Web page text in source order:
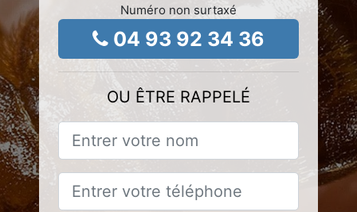
Numéro non surtaxé
04 93 92 34 36
OU ÊTRE RAPPELÉ